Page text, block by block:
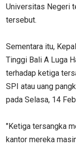
Universitas Negeri
tersebut.
Sementara itu,
Tinggi Bali A Luga
terhadap ketiga
SPI atau uang
pada Selasa, 14
"Ketiga tersangka
kantor mereka